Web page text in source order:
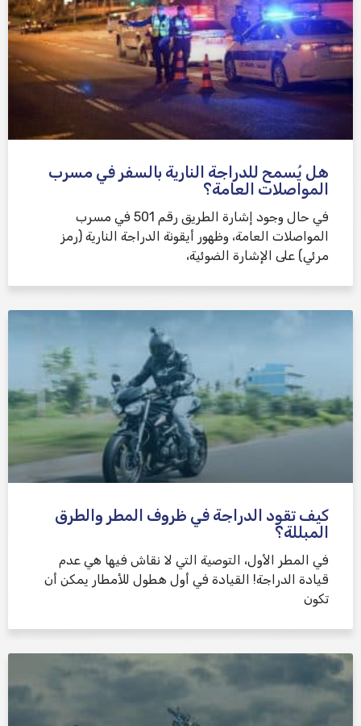
هل يُسمح للدراجة النارية بالسفر في مسرب
المواصلات العامة؟
في حال وجود إشارة الطريق رقم 501 في مسرب
المواصلات العامة، وظهور أيقونة الدراجة النارية (رمز
مرئي) على الإشارة الضوئية،
كيف تقود الدراجة في ظروف المطر والطرق
المبللة؟
في المطر الأول، التوصية التي لا نقاش فيها هي عدم
قيادة الدراجة! القيادة في أول هطول للأمطار يمكن أن
تكون